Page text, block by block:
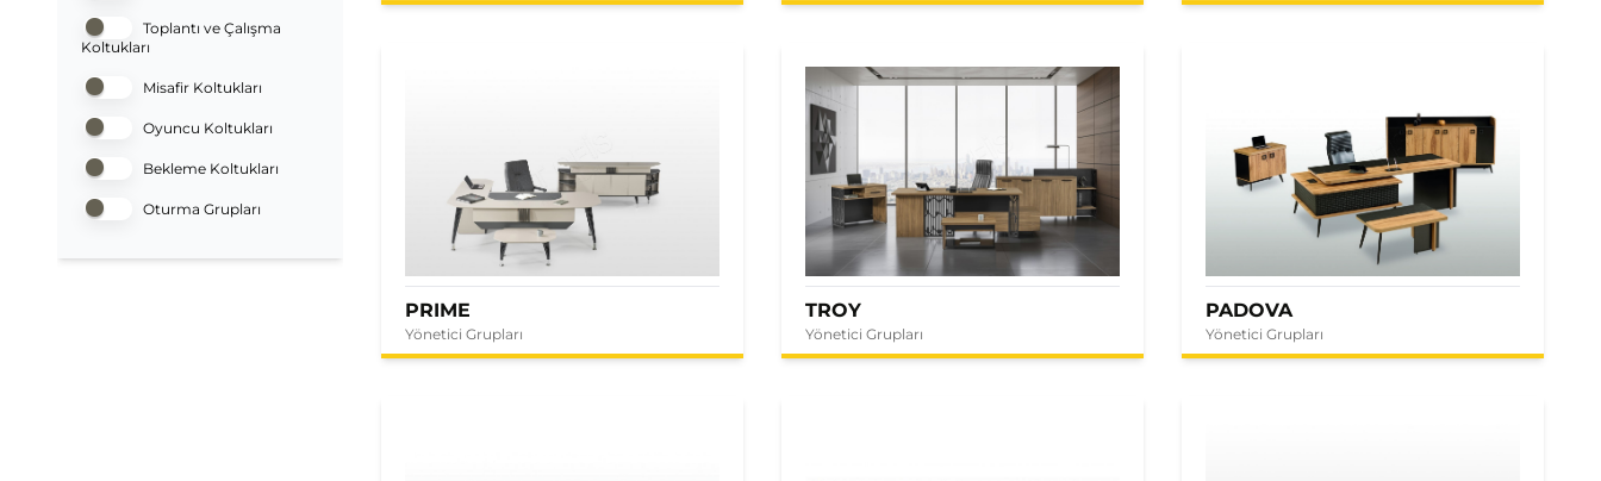
Toplantı ve Çalışma
Koltukları
Misafir Koltukları
Oyuncu Koltukları
Bekleme Koltukları
Oturma Grupları
PRIME
Yönetici Grupları
TROY
Yönetici Grupları
PADOVA
Yönetici Grupları